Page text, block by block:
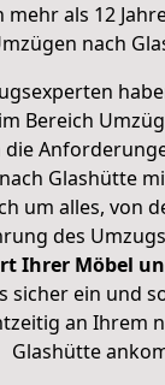
mehr als 12
nach
im Bereich
Glashütte
um alles, von
des
Ihrer Möbel
sicher ein und
an Ihrem
Glashütte